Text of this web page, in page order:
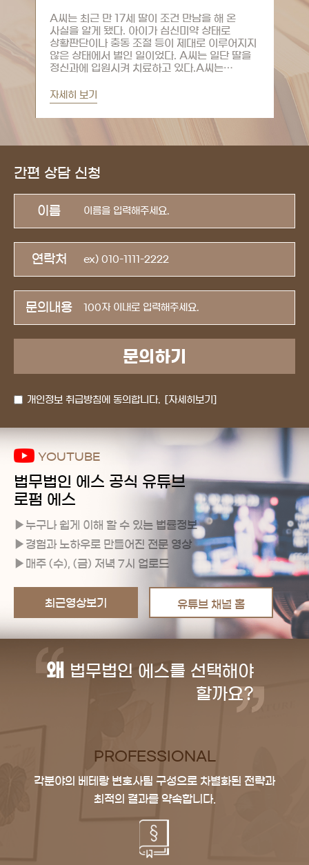
“그냥 장난친다고 글을 올렸습니다…조사할 때
어떻게 응해야 되나요?”SNS에 무심코 올린 글
한 줄이 한 청년의 발목을 잡았다.“경찰서에서
연락이 왔습니다. 제가 트위터에 장난스럽게 ‘집
나온 애들 재워준다, 담배 사준다’ 이런 글을
자세히 보기
성
간편 상담 신청
이름
연락처
문의내용
개인정보 취급방침에 동의합니다. [자세히보기]
YOUTUBE
법무법인 에스 공식 유튜브
로펌 에스
누구나 쉽게 이해 할 수 있는 법률정보
경험과 노하우로 만들어진 전문 영상
매주 (수), (금) 저녁 7시 업로드
최근영상보기 유튜브 채널 홈
왜
법무법인 에스를 선택해야
할까요?
PROFESSIONAL
각분야의 베테랑 변호사팀 구성으로 차별화된 전략과
최적의 결과를 약속합니다.